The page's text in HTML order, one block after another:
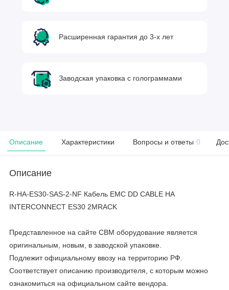
Расширенная гарантия до 3-х лет
Заводская упаковка с голограммами
Описание Характеристики Вопросы и ответы 0
Описание
R-HA-ES30-SAS-2-NF Кабель EMC DD CABLE HA
INTERCONNECT ES30 2MRACK
Представленное на сайте CBM оборудование является
оригинальным, новым, в заводской упаковке.
Подлежит официальному ввозу на территорию РФ.
Соответствует описанию производителя, с которым можно
ознакомиться на официальном сайте вендора.